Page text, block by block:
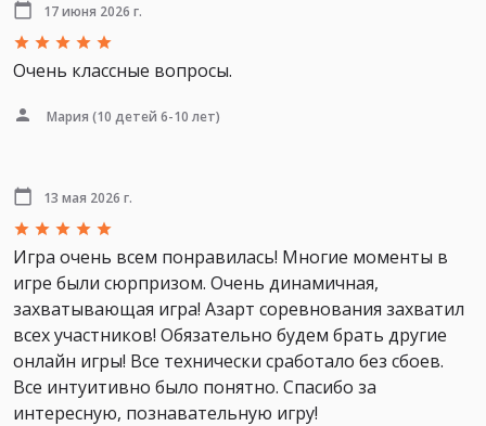
17 июня 2026 г.
Очень классные вопросы.
Мария (10 детей 6-10 лет)
13 мая 2026 г.
Игра очень всем понравилась! Многие моменты в
игре были сюрпризом. Очень динамичная,
захватывающая игра! Азарт соревнования захватил
всех участников! Обязательно будем брать другие
онлайн игры! Все технически сработало без сбоев.
Все интуитивно было понятно. Спасибо за
интересную, познавательную игру!